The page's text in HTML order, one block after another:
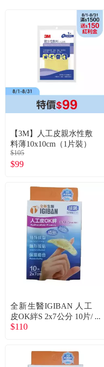
美容／個人清潔
食品／健康食補
優惠活動
關於我們
購物流程
會員專區
常見問題
折價券、紅利說明
優惠券查詢
【3M】人工皮親水性敷
料薄10x10cm（1片裝）
$105
$99
全新生醫IGIBAN 人工
皮OK絆S 2x7公分 10片/
盒
$110